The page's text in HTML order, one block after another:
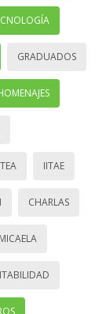
GRADUADOS
IITAE
CHARLAS